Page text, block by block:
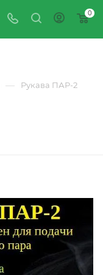
0
— Рукава ПАР-2